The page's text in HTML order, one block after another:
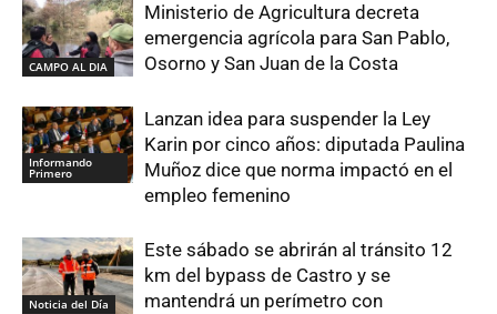
CAMPO AL DIA
Ministerio de Agricultura decreta
emergencia agrícola para San Pablo,
Osorno y San Juan de la Costa
Informando
Primero
Lanzan idea para suspender la Ley
Karin por cinco años: diputada Paulina
Muñoz dice que norma impactó en el
empleo femenino
Noticia del Día
Este sábado se abrirán al tránsito 12
km del bypass de Castro y se
mantendrá un perímetro con